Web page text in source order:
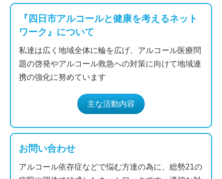
『四日市アルコールと健康を考えるネット
ワーク』について
私達は広く地域全体に輪を広げ、アルコール医療問
題の啓発やアルコール救急への対策に向けて地域連
携の強化に努めています
主な活動内容
お問い合わせ
アルコール依存症などで悩む方達の為に、総勢21の